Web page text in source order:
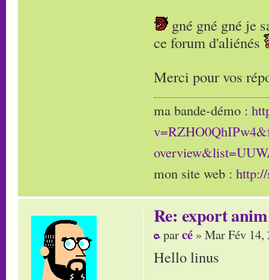
gné gné gné je
ce forum d'aliénés
Merci pour vos
ma bande-démo :
mon site web :
Re: export
parcé » Mar Fév 14,
Hello linus